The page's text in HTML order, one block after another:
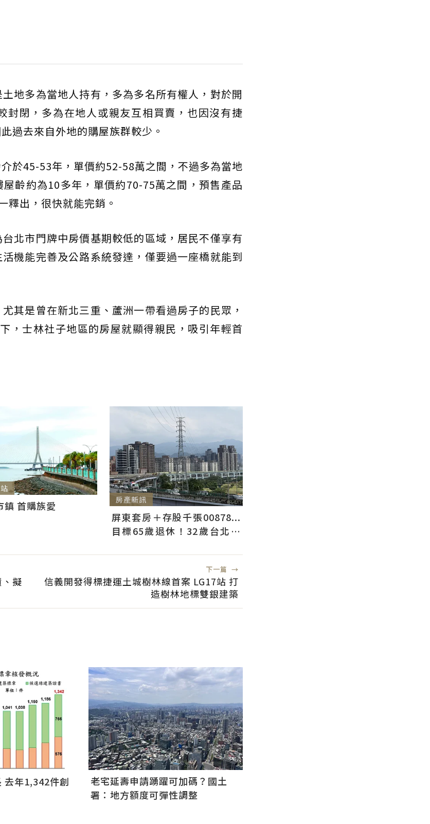
地多為當地人持有，多為多名所有權人，對於開
封閉，多為在地人或親友互相買賣，也因沒有捷
過去來自外地的購屋族群較少。
於45-53年，單價約52-58萬之間，不過多為當地
齡約為10多年，單價約70-75萬之間，預售產品
釋出，很快就能完銷。
北市門牌中房價基期較低的區域，居民不僅享有
機能完善及公路系統發達，僅要過一座橋就能到
其是曾在新北三重、蘆洲一帶看過房子的民眾，
，士林社子地區的房屋就顯得親民，吸引年輕首
鎮 首購族愛 房產新訊
屏東套房＋存股千張00878...
目標65歲退休！32歲台北人
擬
下一篇 →
信義開發得標捷運土城樹林線首案 LG17站 打
造樹林地標雙銀建築
去年1,342件創
老宅延壽申請踴躍可加碼？國土
署：地方額度可彈性調整